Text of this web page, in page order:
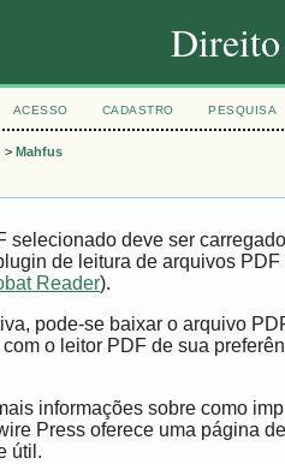
Direito
ACESSO CADASTRO PESQUISA
> Mahfus
selecionado deve ser
de leitura de arquivos
Reader).
pode-se baixar o arquivo
o leitor PDF de sua
informações sobre como
Press oferece uma página
útil.